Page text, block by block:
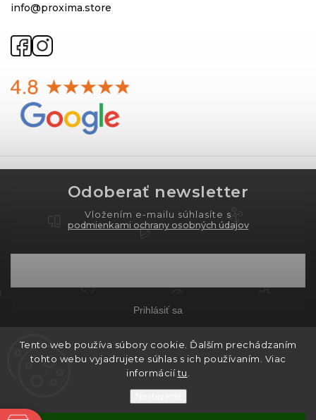
Tento web používa súbory cookie. Ďalším prechádzaním
tohto webu vyjadrujete súhlas s ich používaním. Viac
informáciítu
info@proxima.store
Odoberať newsletter
Vložením e-mailu súhlasíte s
podmienkami ochrany osobných údajov
Prihlásiť sa
Copyright 2026PROXIMA.store
Grafický návrh vytvořil a nakódoval